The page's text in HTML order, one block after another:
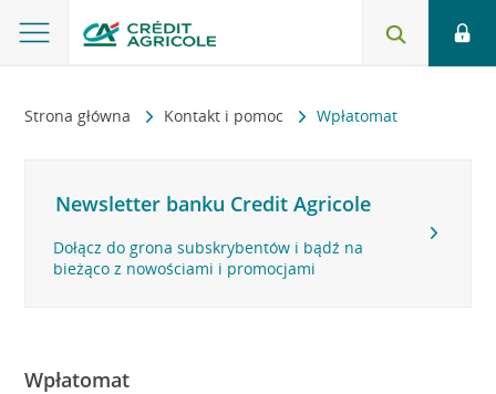
Strona główna Kontakt i pomoc Wpłatomat
Newsletter banku Credit Agricole
Dołącz do grona subskrybentów i bądź na
bieżąco z nowościami i promocjami
Wpłatomat